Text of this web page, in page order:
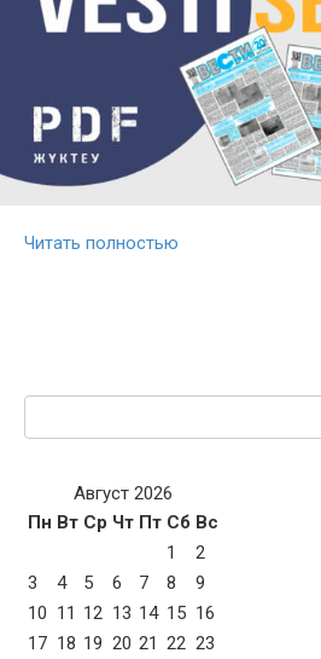
Читать полностью
Поиск:
Август 2026
Пн Вт Ср Чт Пт Сб Вс
1
2
3
4 5 6 7 8
9
10 11 12 13 14 15 16
17 18 19 20 21 22 23